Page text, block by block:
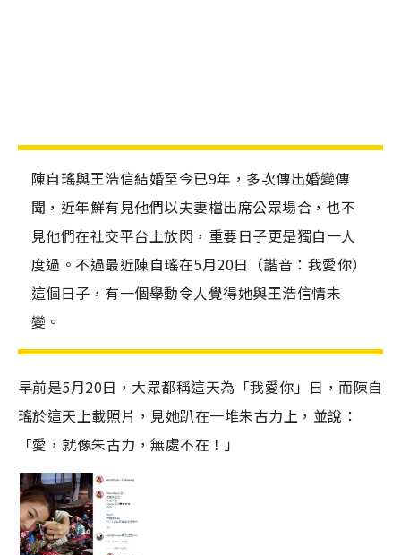
陳自瑤與王浩信結婚至今已9年，多次傳出婚變傳
聞，近年鮮有見他們以夫妻檔出席公眾場合，也不
見他們在社交平台上放閃，重要日子更是獨自一人
度過。不過最近陳自瑤在5月20日（諧音：我愛你）
這個日子，有一個舉動令人覺得她與王浩信情未
變。
早前是5月20日，大眾都稱這天為「我愛你」日，而陳自
瑤於這天上載照片，見她趴在一堆朱古力上，並說：
「愛，就像朱古力，無處不在！」